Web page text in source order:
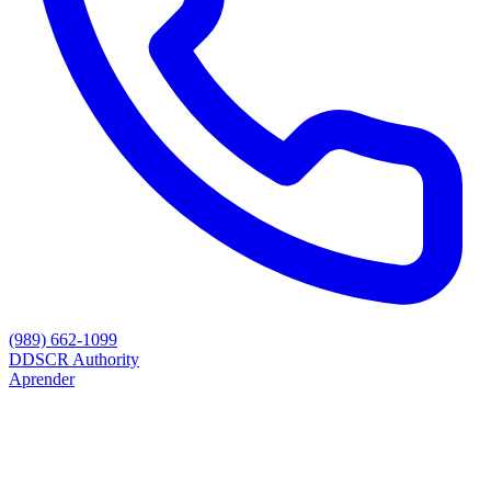
(989) 662-1099
DDSCR Authority
Aprender